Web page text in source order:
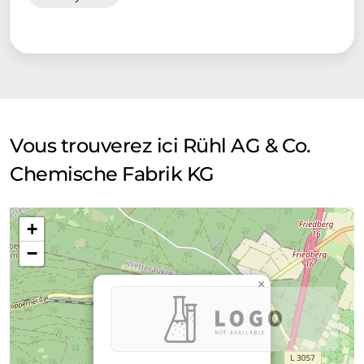
Vous trouverez ici Rühl AG & Co.
Chemische Fabrik KG
×
+
−